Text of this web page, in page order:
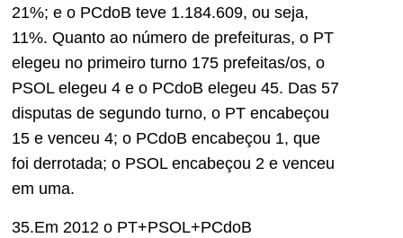
21%; e o PCdoB teve 1.184.609, ou seja,
11%. Quanto ao número de prefeituras, o PT
elegeu no primeiro turno 175 prefeitas/os, o
PSOL elegeu 4 e o PCdoB elegeu 45. Das 57
disputas de segundo turno, o PT encabeçou
15 e venceu 4; o PCdoB encabeçou 1, que
foi derrotada; o PSOL encabeçou 2 e venceu
em uma.
35.Em 2012 o PT+PSOL+PCdoB